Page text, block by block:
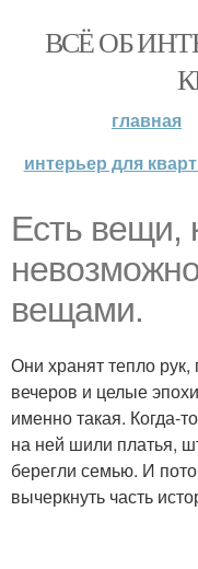
ВСЁ ОБ
главная
интерьер для
Есть вещи,
вещами.
Они хранят тепло
вечеров и целые
именно такая. Когда-
на ней шили платья,
берегли семью. И
вычеркнуть часть